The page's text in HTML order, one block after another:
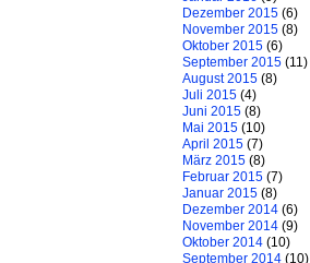
Dezember 2015 (6)
November 2015 (8)
Oktober 2015 (6)
September 2015 (11)
August 2015 (8)
Juli 2015 (4)
Juni 2015 (8)
Mai 2015 (10)
April 2015 (7)
März 2015 (8)
Februar 2015 (7)
Januar 2015 (8)
Dezember 2014 (6)
November 2014 (9)
Oktober 2014 (10)
September 2014 (10)